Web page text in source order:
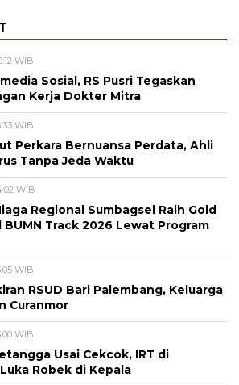
WIB
Sosial, RS Pusri Tegaskan
Kerja Dokter Mitra
WIB
Perkara Bernuansa Perdata, Ahli
Tanpa Jeda Waktu
WIB
Regional Sumbagsel Raih Gold
BUMN Track 2026 Lewat Program
WIB
RSUD Bari Palembang, Keluarga
Curanmor
WIB
Usai Cekcok, IRT di
Robek di Kepala